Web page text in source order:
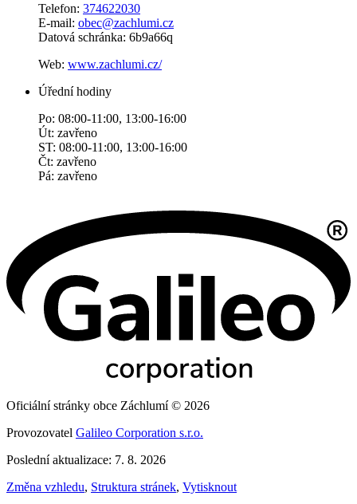
Telefon: 374622030
E-mail: obec@zachlumi.cz
Datová schránka: 6b9a66q
Web: www.zachlumi.cz/
Úřední hodiny
Po: 08:00-11:00, 13:00-16:00
Út: zavřeno
ST: 08:00-11:00, 13:00-16:00
Čt: zavřeno
Pá: zavřeno
Oficiální stránky obce Záchlumí © 2026
Provozovatel Galileo Corporation s.r.o.
Poslední aktualizace: 7. 8. 2026
Změna vzhledu, Struktura stránek, Vytisknout